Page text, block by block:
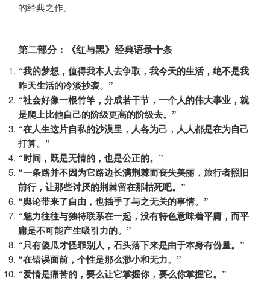
的经典之作。
第二部分：《红与黑》经典语录十条
“我的梦想，值得我本人去争取，我今天的生活，绝不是我
昨天生活的冷淡抄袭。”
“社会好像一根竹竿，分成若干节，一个人的伟大事业，就
是爬上比他自己的阶级更高的阶级去。”
“在人生这片自私的沙漠里，人各为己，人人都是在为自己
打算。”
“时间，既是无情的，也是公正的。”
“一条路并不因为它路边长满荆棘而丧失美丽，旅行者照旧
前行，让那些讨厌的荆棘留在那枯死吧。”
“舆论带来了自由，也插手了与之无关的事情。”
“魅力往往与独特联系在一起，没有特色意味着平庸，而平
庸是不可能产生吸引力的。”
“只有傻瓜才怪罪别人，石头落下来是由于本身有份量。”
“在错误面前，个性是那么渺小和无力。”
“爱情是痛苦的，要么让它掌握你，要么你掌握它。”